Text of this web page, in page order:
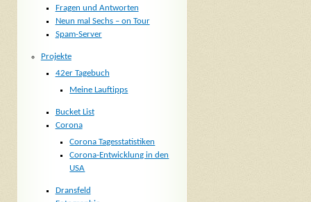
Fragen und Antworten
Neun mal Sechs – on Tour
Spam-Server
Projekte
42er Tagebuch
Meine Lauftipps
Bucket List
Corona
Corona Tagesstatistiken
Corona-Entwicklung in den
USA
Dransfeld